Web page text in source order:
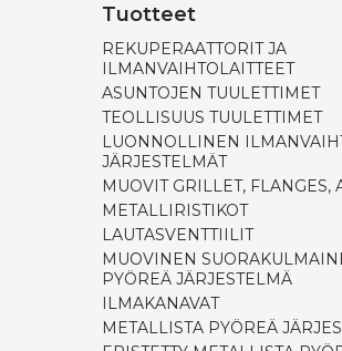
Tuotteet
REKUPERAATTORIT JA
ILMANVAIHTOLAITTEET
ASUNTOJEN TUULETTIMET
TEOLLISUUS TUULETTIMET
LUONNOLLINEN
JÄRJESTELMÄT
MUOVIT GRILLET, FLANGES,
METALLIRISTIKOT
LAUTASVENTTIILIT
MUOVINEN
PYÖREÄ JÄRJESTELMÄ
ILMAKANAVAT
METALLISTA PYÖREÄ